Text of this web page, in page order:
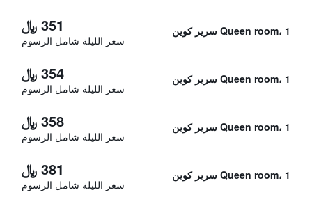
Queen room، 1 سرير كوين 351 ﷼
سعر الليلة شامل الرسوم
Queen room، 1 سرير كوين 354 ﷼
سعر الليلة شامل الرسوم
Queen room، 1 سرير كوين 358 ﷼
سعر الليلة شامل الرسوم
Queen room، 1 سرير كوين 381 ﷼
سعر الليلة شامل الرسوم